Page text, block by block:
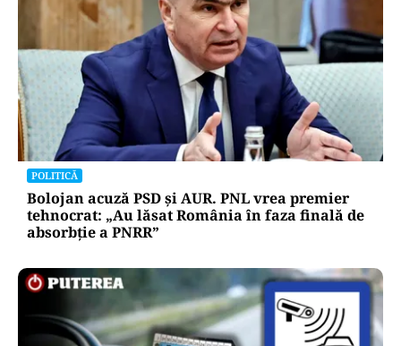
POLITICĂ
Bolojan acuză PSD și AUR. PNL vrea premier
tehnocrat: „Au lăsat România în faza finală de
absorbţie a PNRR”